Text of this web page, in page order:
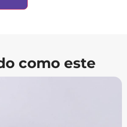
como este